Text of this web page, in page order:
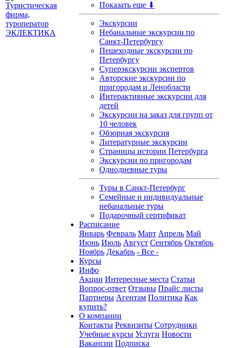
Показать еще ⬇
Экскурсии
Небанальные экскурсии по
Санкт-Петербургу
Пешеходные экскурсии по
Петербургу
Суперэкскурсии экспертов
Авторские экскурсии по
пригородам и Ленобласти
Интерактивные экскурсии для
детей
Экскурсии на заказ для групп от
10 человек
Обзорная экскурсия
Литературные экскурсии
Страницы истории Петербурга
Экскурсии по пригородам
Однодневные туры
Туры в Санкт-Петербург
Семейные и индивидуальные
небанальные туры
Подарочный сертификат
Расписание
Январь Февраль Март Апрель Май
Июнь Июль Август Сентябрь Октябрь
Ноябрь Декабрь - Все -
Курсы
Инфо
Акции Интересные места Статьи
Вопрос-ответ Отзывы Прайс листы
Партнеры Агентам Политика Как
купить?
О компании
Контакты Реквизиты Сотрудники
Учебные курсы Услуги Новости
Вакансии Подписка